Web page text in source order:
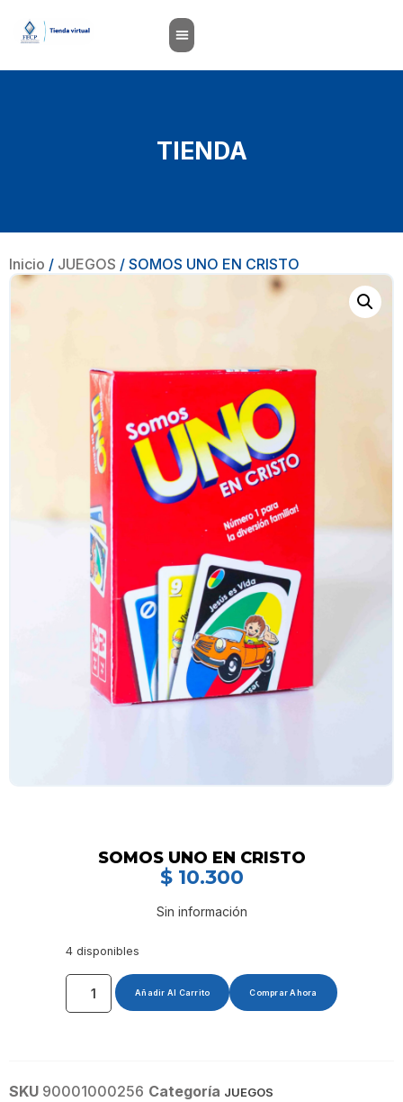
TIENDA
Inicio / JUEGOS / SOMOS UNO EN CRISTO
SOMOS UNO EN CRISTO
$10.300
Sin información
4 disponibles
Añadir Al Carrito Comprar Ahora
SKU 90001000256 Categoría JUEGOS